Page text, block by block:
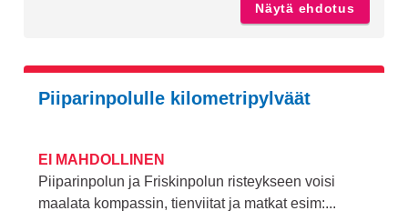
Näytä ehdotus
Piiparinpolulle kilometripylväät
EI MAHDOLLINEN
Piiparinpolun ja Friskinpolun risteykseen voisi
maalata kompassin, tienviitat ja matkat esim:...